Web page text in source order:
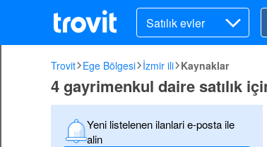
Satılık evler
Trovit Ege Bölgesi İzmir ili Kaynaklar
4 gayrimenkul daire satılık
Yeni listelenen ilanlari e-posta ile
alin